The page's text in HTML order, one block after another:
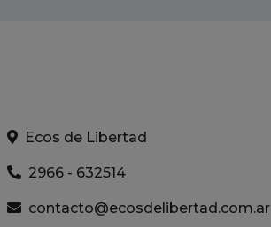
Ecos de Libertad
2966 - 632514
contacto@ecosdelibertad.com.ar